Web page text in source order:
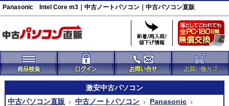
Panasonic Intel Core m3｜中古ノートパソコン｜中古パソコン直販
激安中古パソコン
中古パソコン直販
中古ノートパソコン
Panasonic